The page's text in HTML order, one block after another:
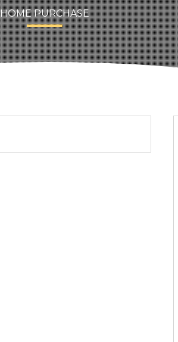
HOME PURCHASE